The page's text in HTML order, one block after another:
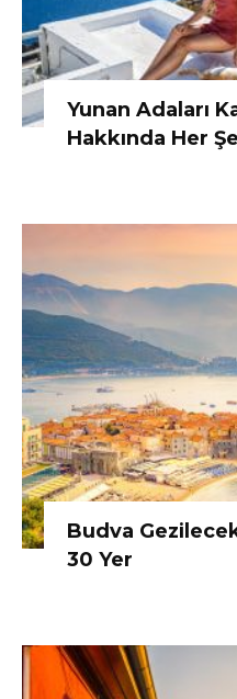
Yunan Adaları
Hakkında Her
Budva
30 Yer